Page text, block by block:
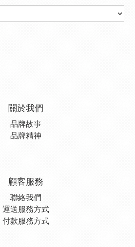
關於我們
品牌故事
品牌精神
顧客服務
聯絡我們
運送服務方式
付款服務方式